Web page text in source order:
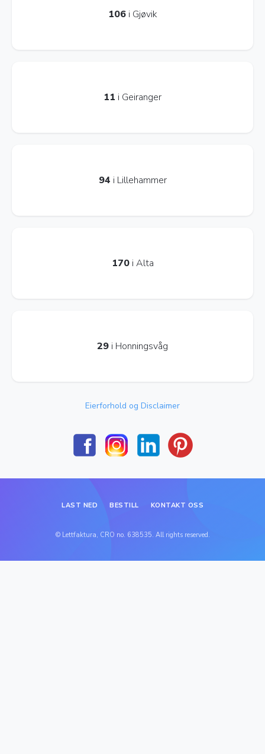
106 i Gjøvik
11 i Geiranger
94 i Lillehammer
170i Alta
29 i Honningsvåg
Eierforhold og Disclaimer
LAST NED BESTILL KONTAKT OSS
© Lettfaktura, CRO no. 638535. All rights reserved.